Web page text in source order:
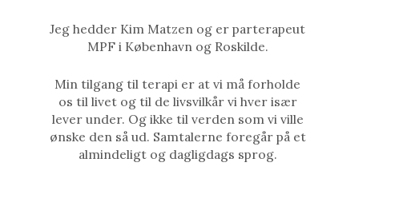
Jeg hedder Kim Matzen og er parterapeut
MPF i København og Roskilde.
Min tilgang til terapi er at vi må forholde
os til livet og til de livsvilkår vi hver især
lever under. Og ikke til verden som vi ville
ønske den så ud. Samtalerne foregår på et
almindeligt og dagligdags sprog.